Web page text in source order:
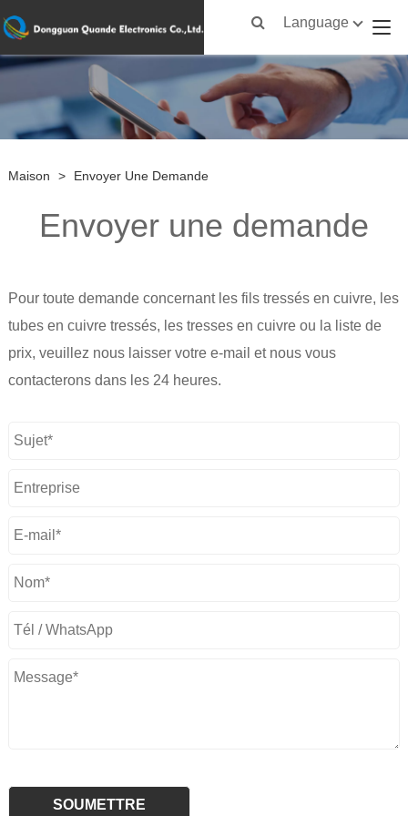
Language
Maison > Envoyer Une Demande
Envoyer une demande
Pour toute demande concernant les fils tressés en cuivre, les
tubes en cuivre tressés, les tresses en cuivre ou la liste de
prix, veuillez nous laisser votre e-mail et nous vous
contacterons dans les 24 heures.